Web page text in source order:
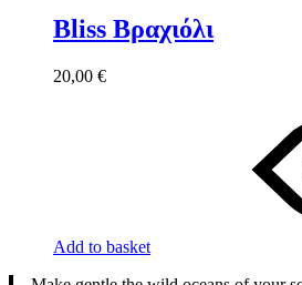
Bliss Βραχιόλι
20,00 €
Add to basket